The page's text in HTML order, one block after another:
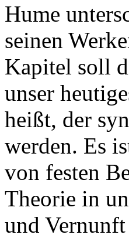
Hume
seinen
Kapitel soll
unser
heißt, der
werden. Es
von festen
Theorie in
und